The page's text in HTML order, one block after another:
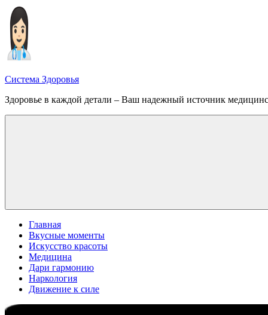
Перейти
содержимому
Система Здоровья
Здоровье в каждой детали – Ваш надежный источник
Меню
Главная
Вкусные моменты
Искусство красоты
Медицина
Дари гармонию
Наркология
Движение к силе